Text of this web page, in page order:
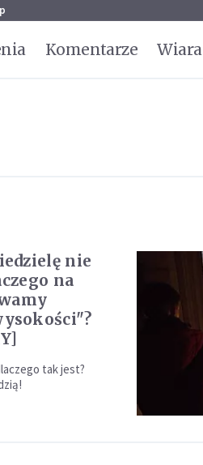
Komentarze Wiara
nie
na
tak jest?